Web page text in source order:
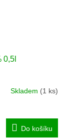
0,5l
Skladem (1 ks)
Do košíku